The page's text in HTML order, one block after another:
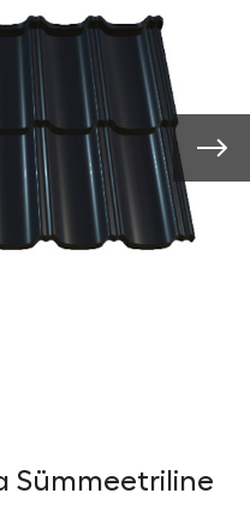
Sümmeetriline